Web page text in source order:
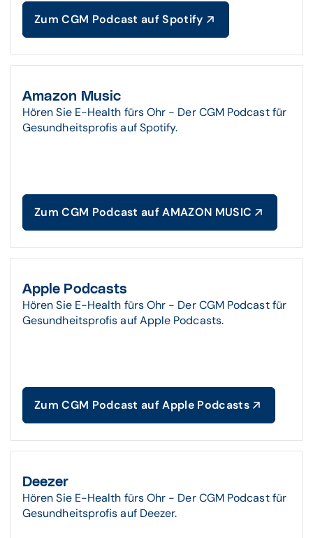
Zum CGM Podcast auf Spotify
Amazon Music
Hören Sie E-Health fürs Ohr - Der CGM Podcast für
Gesundheitsprofis auf Spotify.
Zum CGM Podcast auf AMAZON MUSIC
Apple Podcasts
Hören Sie E-Health fürs Ohr - Der CGM Podcast für
Gesundheitsprofis auf Apple Podcasts.
Zum CGM Podcast auf Apple Podcasts
Deezer
Hören Sie E-Health fürs Ohr - Der CGM Podcast für
Gesundheitsprofis auf Deezer.